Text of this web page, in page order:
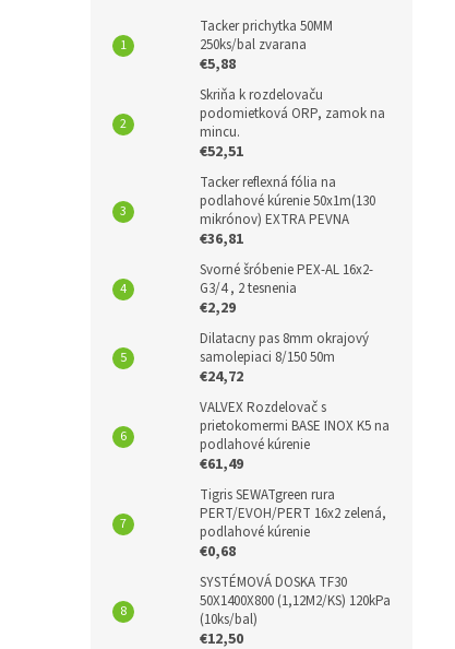
Tacker prichytka 50MM
250ks/bal zvarana
€5,88
Skriňa k rozdelovaču
podomietková ORP, zamok na
mincu.
€52,51
Tacker reflexná fólia na
podlahové kúrenie 50x1m(130
mikrónov) EXTRA PEVNA
€36,81
Svorné šróbenie PEX-AL 16x2-
G3/4 , 2 tesnenia
€2,29
Dilatacny pas 8mm okrajový
samolepiaci 8/150 50m
€24,72
VALVEX Rozdelovač s
prietokomermi BASE INOX K5 na
podlahové kúrenie
€61,49
Tigris SEWATgreen rura
PERT/EVOH/PERT 16x2 zelená,
podlahové kúrenie
€0,68
SYSTÉMOVÁ DOSKA TF30
50X1400X800 (1,12M2/KS) 120kPa
(10ks/bal)
€12,50